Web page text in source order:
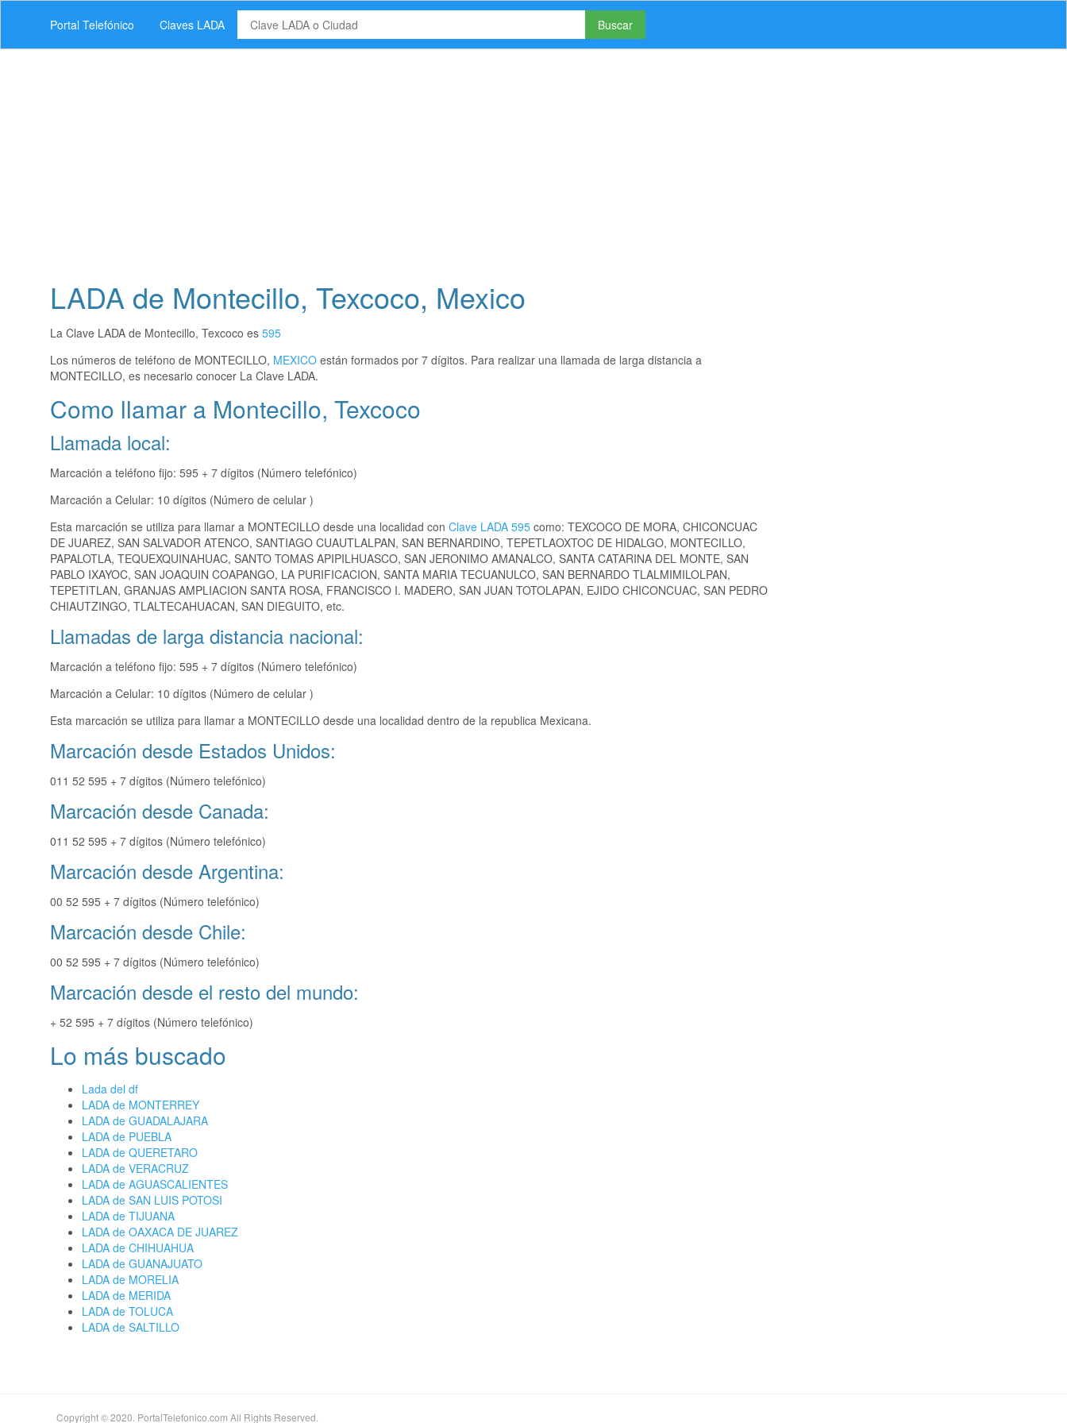
Portal Telefónico Claves LADA Buscar
LADA de Montecillo, Texcoco, Mexico
La Clave LADA de Montecillo, Texcoco es 595
Los números de teléfono de MONTECILLO, MEXICO están formados por 7 dígitos. Para realizar una llamada de larga distancia a
MONTECILLO, es necesario conocer La Clave LADA.
Como llamar a Montecillo, Texcoco
Llamada local:
Marcación a teléfono fijo: 595 + 7 dígitos (Número telefónico)
Marcación a Celular: 10 dígitos (Número de celular )
Esta marcación se utiliza para llamar a MONTECILLO desde una localidad con Clave LADA 595 como: TEXCOCO DE MORA, CHICONCUAC
DE JUAREZ, SAN SALVADOR ATENCO, SANTIAGO CUAUTLALPAN, SAN BERNARDINO, TEPETLAOXTOC DE HIDALGO, MONTECILLO,
PAPALOTLA, TEQUEXQUINAHUAC, SANTO TOMAS APIPILHUASCO, SAN JERONIMO AMANALCO, SANTA CATARINA DEL MONTE, SAN
PABLO IXAYOC, SAN JOAQUIN COAPANGO, LA PURIFICACION, SANTA MARIA TECUANULCO, SAN BERNARDO TLALMIMILOLPAN,
TEPETITLAN, GRANJAS AMPLIACION SANTA ROSA, FRANCISCO I. MADERO, SAN JUAN TOTOLAPAN, EJIDO CHICONCUAC, SAN PEDRO
CHIAUTZINGO, TLALTECAHUACAN, SAN DIEGUITO, etc.
Llamadas de larga distancia nacional:
Marcación a teléfono fijo: 595 + 7 dígitos (Número telefónico)
Marcación a Celular: 10 dígitos (Número de celular )
Esta marcación se utiliza para llamar a MONTECILLO desde una localidad dentro de la republica Mexicana.
Marcación desde Estados Unidos:
011 52 595 + 7 dígitos (Número telefónico)
Marcación desde Canada:
011 52 595 + 7 dígitos (Número telefónico)
Marcación desde Argentina:
00 52 595 + 7 dígitos (Número telefónico)
Marcación desde Chile:
00 52 595 + 7 dígitos (Número telefónico)
Marcación desde el resto del mundo:
+ 52 595 + 7 dígitos (Número telefónico)
Lo más buscado
Lada del df
LADA de MONTERREY
LADA de GUADALAJARA
LADA de PUEBLA
LADA de QUERETARO
LADA de VERACRUZ
LADA de AGUASCALIENTES
LADA de SAN LUIS POTOSI
LADA de TIJUANA
LADA de OAXACA DE JUAREZ
LADA de CHIHUAHUA
LADA de GUANAJUATO
LADA de MORELIA
LADA de MERIDA
LADA de TOLUCA
LADA de SALTILLO
Copyright © 2020. PortalTelefonico.com All Rights Reserved.